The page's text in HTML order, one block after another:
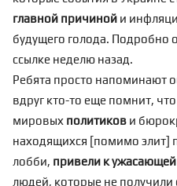
главной причиной и
будущего голода. Подробно
ссылке неделю назад.
Ребята просто напоминают
вдруг кто-то еще помнит, что
мировых политиков и
находящихся [помимо элит]
лобби, привели к
людей, которые не